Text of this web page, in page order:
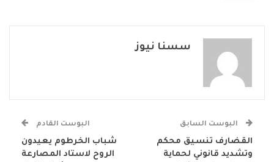
سسنا نيوز
البوست السابق
القضارف تنسيق محكم
وتشديد قانوني لحماية
البوست القادم
شباب الخرطوم يعيدون
الروح لاستاد المصارعة